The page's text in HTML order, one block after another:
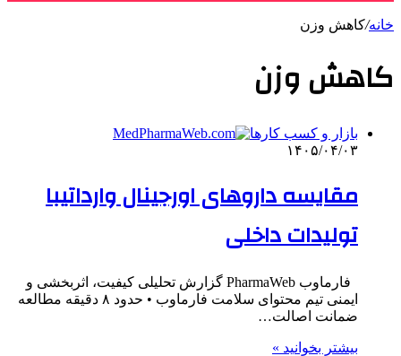
خانه/کاهش وزن
کاهش وزن
بازار و کسب کارها
۱۴۰۵/۰۴/۰۳
مقایسه داروهای اورجینال وارداتیبا
تولیدات داخلی
فارماوب PharmaWeb گزارش تحلیلی کیفیت، اثربخشی و
ایمنی تیم محتوای سلامت فارماوب • حدود ۸ دقیقه مطالعه
ضمانت اصالت…
بیشتر بخوانید »